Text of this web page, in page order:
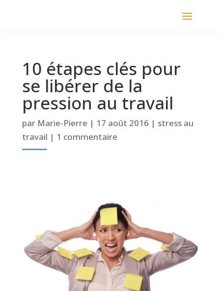
10 étapes clés pour
se libérer de la
pression au travail
par Marie-Pierre | 17 août 2016 | stress au
travail | 1 commentaire